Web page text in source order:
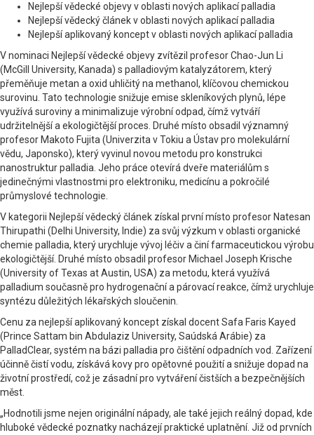
Nejlepší vědecké objevy v oblasti nových aplikací palladia
Nejlepší vědecký článek v oblasti nových aplikací palladia
Nejlepší aplikovaný koncept v oblasti nových aplikací palladia
V nominaci Nejlepší vědecké objevy zvítězil profesor Chao-Jun Li
(McGill University, Kanada) s palladiovým katalyzátorem, který
přeměňuje metan a oxid uhličitý na methanol, klíčovou chemickou
surovinu. Tato technologie snižuje emise skleníkových plynů, lépe
využívá suroviny a minimalizuje výrobní odpad, čímž vytváří
udržitelnější a ekologičtější proces. Druhé místo obsadil významný
profesor Makoto Fujita (Univerzita v Tokiu a Ústav pro molekulární
vědu, Japonsko), který vyvinul novou metodu pro konstrukci
nanostruktur palladia. Jeho práce otevírá dveře materiálům s
jedinečnými vlastnostmi pro elektroniku, medicínu a pokročilé
průmyslové technologie.
V kategorii Nejlepší vědecký článek získal první místo profesor Natesan
Thirupathi (Delhi University, Indie) za svůj výzkum v oblasti organické
chemie palladia, který urychluje vývoj léčiv a činí farmaceutickou výrobu
ekologičtější. Druhé místo obsadil profesor Michael Joseph Krische
(University of Texas at Austin, USA) za metodu, která využívá
palladium současně pro hydrogenační a párovací reakce, čímž urychluje
syntézu důležitých lékařských sloučenin.
Cenu za nejlepší aplikovaný koncept získal docent Safa Faris Kayed
(Prince Sattam bin Abdulaziz University, Saúdská Arábie) za
PalladClear, systém na bázi palladia pro čištění odpadních vod. Zařízení
účinně čistí vodu, získává kovy pro opětovné použití a snižuje dopad na
životní prostředí, což je zásadní pro vytváření čistších a bezpečnějších
měst.
„Hodnotili jsme nejen originální nápady, ale také jejich reálný dopad, kde
hluboké vědecké poznatky nacházejí praktické uplatnění. Již od prvních